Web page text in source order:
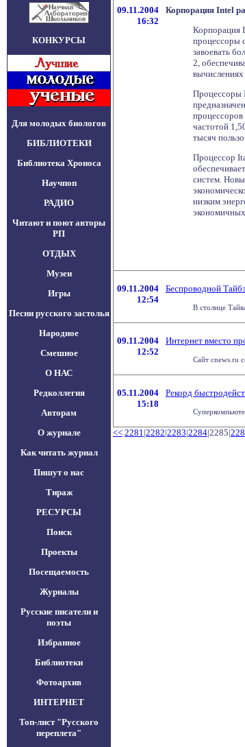
КОНКУРСЫ
Для молодых биологов
БИБЛИОТЕКИ
Библиотека Хроноса
Научпоп
РАДИО
Читают и поют авторы
РП
ОТДЫХ
Музеи
Игры
Песни русского застолья
Народное
Смешное
О НАС
Редколлегия
Авторам
О журнале
Как читать журнал
Пишут о нас
Тираж
РЕСУРСЫ
Поиск
Проекты
Посещаемость
Журналы
Русские писатели и
поэты
Избранное
Библиотеки
Фотоархив
ИНТЕРНЕТ
Топ-лист "Русского
переплета"
09.11.2004
16:32
Корпорация Intel
Корпорация
процессоры
завоевать
2,
Процессоры
частотой
тысяч
Процессор
систем.
низким
09.11.2004
12:54
Беспроводной
В столице
09.11.2004
12:52
Интернет вместо
Сайт cnews.ru
05.11.2004
15:18
Рекорд
<< 2281|2282|2283|2284|2285|